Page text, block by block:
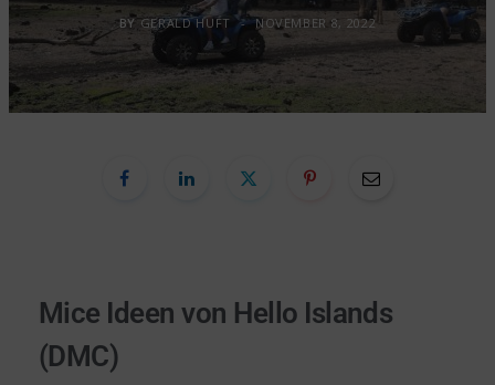
BY GERALD HUFT NOVEMBER 8, 2022
Mice Ideen von Hello Islands
(DMC)